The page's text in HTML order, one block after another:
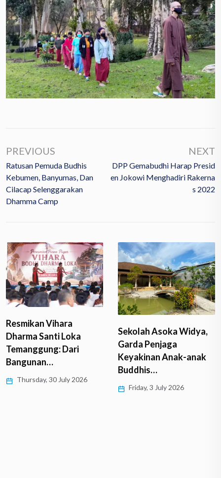
PREVIOUS
Ratusan Pemuda Budhis
Kebumen, Banyumas, Dan
Cilacap Selenggarakan
Dhamma Camp
NEXT
DPP Gemabudhi Harap Presid
En Jokowi Menghadiri Rakerna
S 2022
Sekolah Asoka Widya,
Garda Penjaga
Keyakinan Anak-anak
Buddhis…
Thailand, Mobil Pickup
Tabrak Rombongan…
Thursday, 2 July 2026